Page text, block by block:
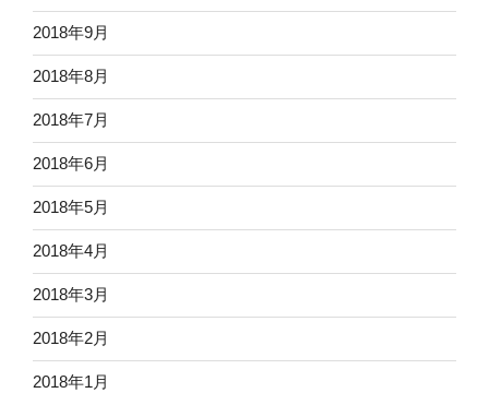
2018年9月
2018年8月
2018年7月
2018年6月
2018年5月
2018年4月
2018年3月
2018年2月
2018年1月